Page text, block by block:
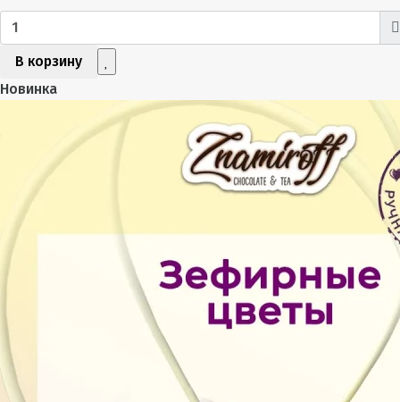
В корзину
Новинка